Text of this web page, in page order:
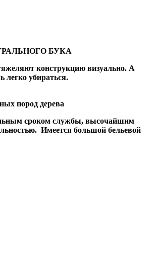
БУКА
конструкцию визуально. А
легко убираться.
пород дерева
сроком службы, высочайшим
Имеется большой бельевой